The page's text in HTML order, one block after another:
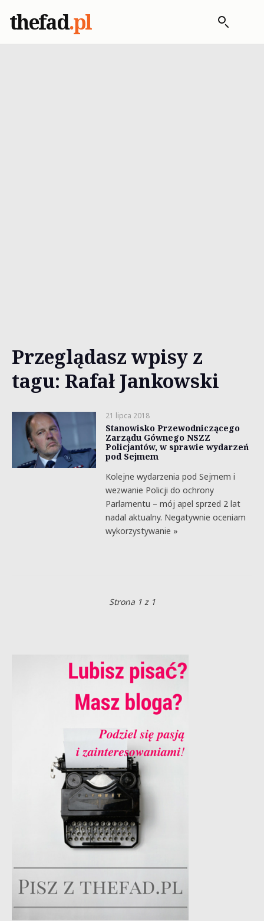
thefad.pl
Przeglądasz wpisy z
tagu: Rafał Jankowski
21 lipca 2018
Stanowisko Przewodniczącego
Zarządu Gównego NSZZ
Policjantów, w sprawie wydarzeń
pod Sejmem
Kolejne wydarzenia pod Sejmem i
wezwanie Policji do ochrony
Parlamentu – mój apel sprzed 2 lat
nadal aktualny. Negatywnie oceniam
wykorzystywanie »
Strona 1 z 1